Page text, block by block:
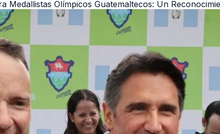
Medallistas Olímpicos Guatemaltecos: Un